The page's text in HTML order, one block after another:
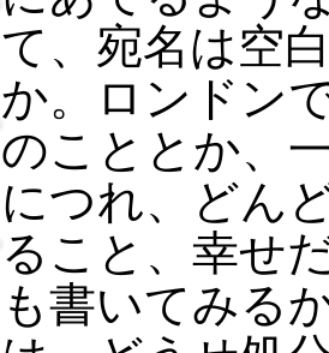
て、宛名は空
か。ロンドン
のこととか、
につれ、どん
ること、幸せ
も書いてみる